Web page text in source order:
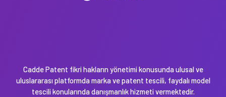
Cadde Patent fikri hakların yönetimi konusunda ulusal ve
uluslararası platformda marka ve patent tescili, faydalı model
tescili konularında danışmanlık hizmeti vermektedir.